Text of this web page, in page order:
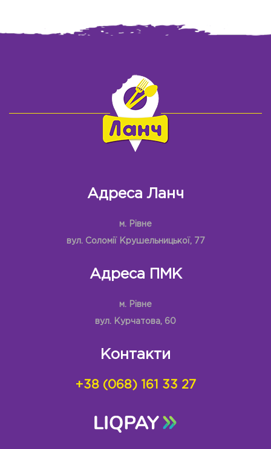
Адреса Ланч
м. Рівне
вул. Соломії Крушельницької, 77
Адреса ПМК
м. Рівне
вул. Курчатова, 60
Контакти
+38 (068) 161 33 27